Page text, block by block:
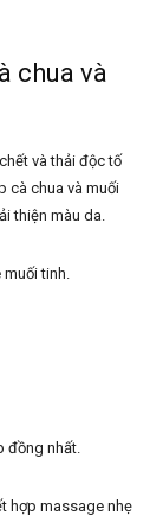
chua và
và thải độc tố
cà chua và muối
thiện màu da.
muối tinh.
đồng nhất.
hợp massage nhẹ